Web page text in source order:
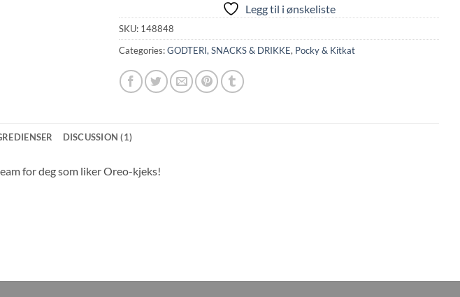
Legg til i ønskeliste
SKU: 148848
Categories:GODTERI, SNACKS & DRIKKE, Pocky & Kitkat
DISCUSSION (1)
for deg som liker Oreo-kjeks!